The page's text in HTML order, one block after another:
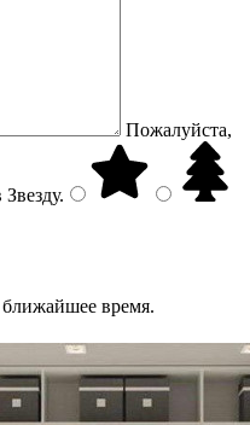
Пожалуйста,
Звезду.
время.